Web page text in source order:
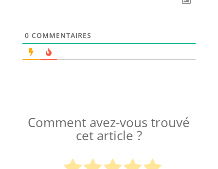
0 COMMENTAIRES
Comment avez-vous trouvé
cet article ?